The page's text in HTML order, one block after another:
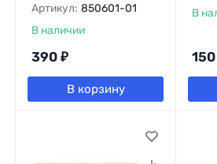
Артикул: 850601-01
В наличии
390 ₽
В корзину
В
150